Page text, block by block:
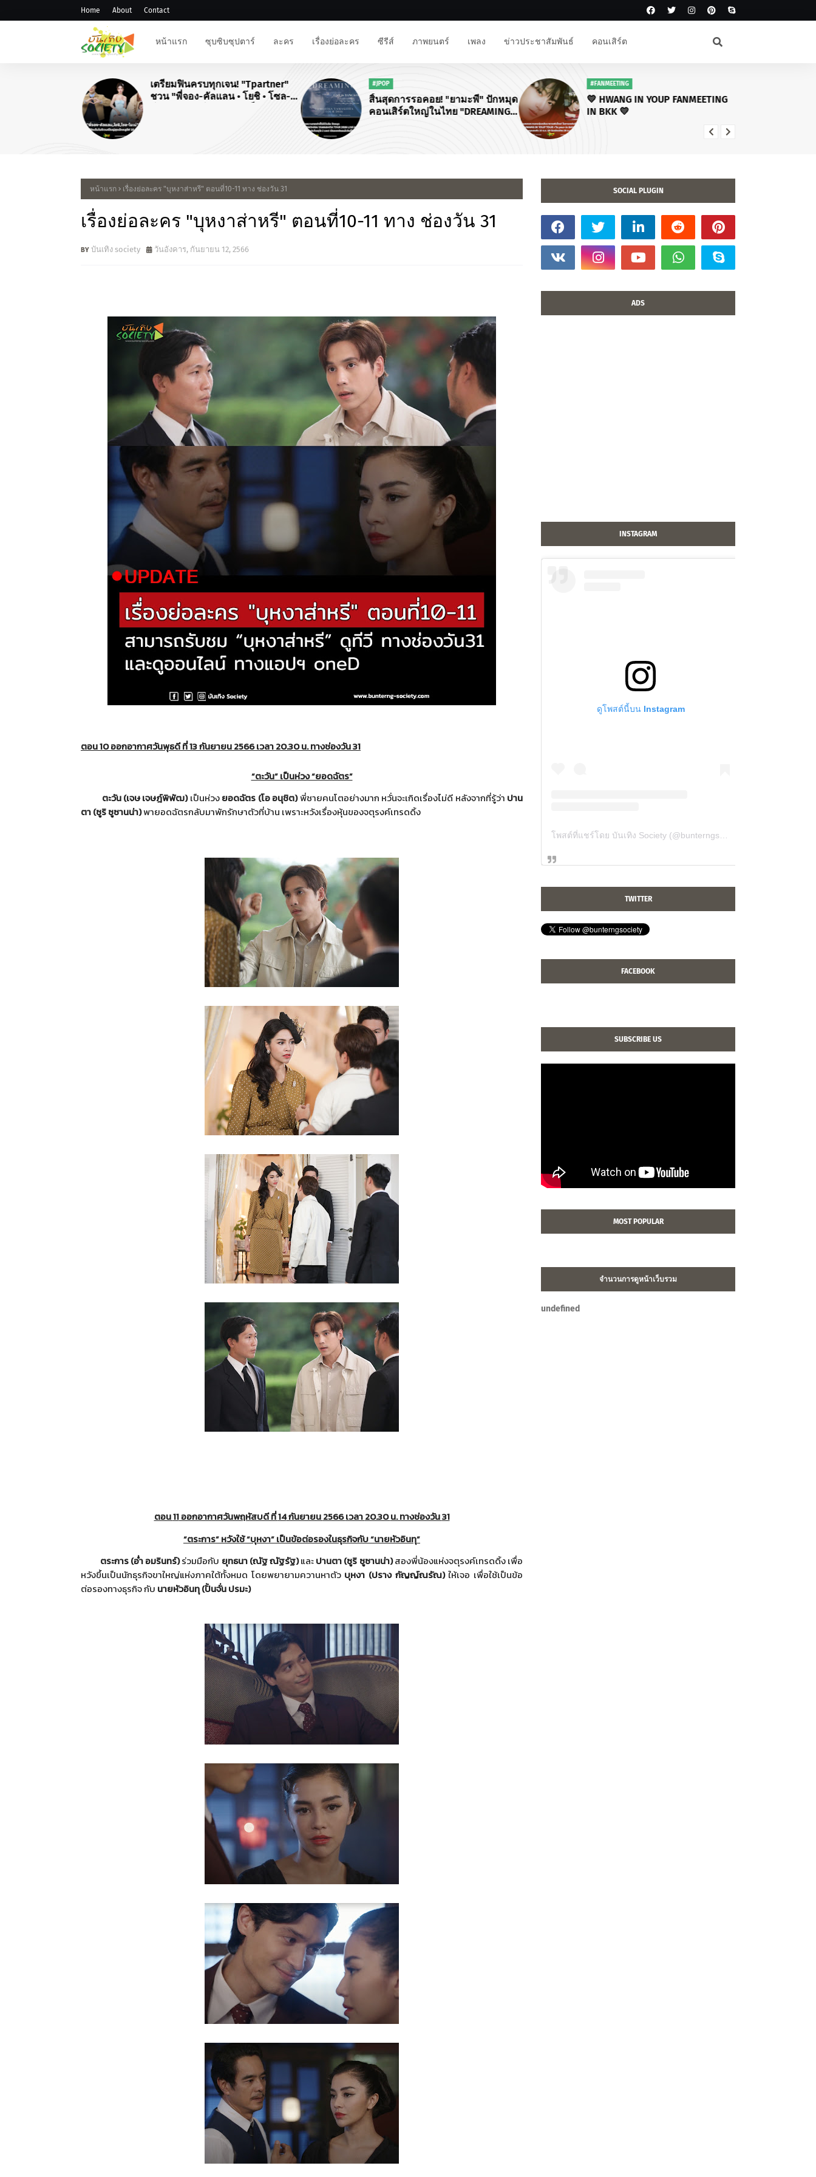
Home About Contact
หน้าแรก ซุบซิบซุปตาร์ ละคร เรื่องย่อละคร ซีรีส์ ภาพยนตร์ เพลง ข่าวประชาสัมพันธ์ คอนเสิร์ต
เตรียมฟินครบทุกเจน! "Tpartner"
ชวน "พี่จอง-คัลแลน • โยชิ • โซล-
#JPOP
สิ้นสุดการรอคอย! "ยามะพี" ปักหมุด
คอนเสิร์ตใหญ่ในไทย "DREAMING
#FANMEETING
💛 HWANG IN YOUP FANMEETING
IN BKK 💛
หน้าแรก เรื่องย่อละคร "บุหงาส่าหรี" ตอนที่10-11 ทาง ช่องวัน 31
เรื่องย่อละคร "บุหงาส่าหรี" ตอนที่10-11 ทาง ช่องวัน 31
บันเทิง society วันอังคาร, กันยายน 12, 2566
ตอน10ออกอากาศวันพุธดี ที่13กันยายน2566เวลา20.30น. ทางช่องวัน31
“ตะวัน” เป็นห่วง “ยอดฉัตร”
ตะวัน (เจษ เจษฎ์พิพัฒ)เป็นห่วงยอดฉัตร (โอ อนุชิต)พี่ชายคนโตอย่างมาก หวั่นจะเกิดเรื่องไม่ดี หลังจากที่รู้ว่า ปาน
ตา (ซูริ ซูซานน่า)พายอดฉัตรกลับมาพักรักษาตัวที่บ้าน เพราะหวังเรื่องหุ้นของจตุรงค์เทรดดิ้ง
ตอน11ออกอากาศวันพฤหัสบดี ที่14กันยายน2566เวลา20.30น. ทางช่องวัน31
“ตระการ” หวังใช้ “บุหงา” เป็นข้อต่อรองในธุรกิจกับ “นายหัวอินทุ”
ตระการ (อ่ำ อมรินทร์)ร่วมมือกับ ยุทธนา (ณัฐ ณัฐรัฐ)และปานตา (ซูริ ซูซานน่า)สองพี่น้องแห่งจตุรงค์เทรดดิ้ง เพื่อ
หวังขึ้นเป็นนักธุรกิจขาใหญ่แห่งภาคใต้ทั้งหมด โดยพยายามควานหาตัวบุหงา (ปราง กัญญ์ณรัณ)ให้เจอ เพื่อใช้เป็นข้อ
ต่อรองทางธุรกิจกับ นายหัวอินทุ (ปั้นจั่น ปรมะ)
SOCIAL PLUGIN
ADS
INSTAGRAM
ดูโพสต์นี้บน Instagram
TWITTER
FACEBOOK
SUBSCRIBE US
MOST POPULAR
จำนวนการดูหน้าเว็บรวม
undefned